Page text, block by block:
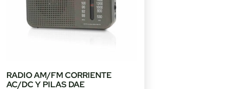
RADIO AM/FM CORRIENTE
AC/DC Y PILAS DAE